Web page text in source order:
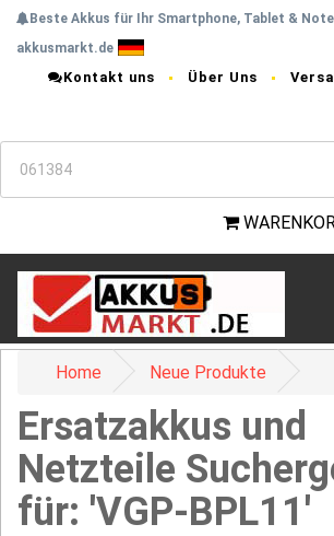
Beste Akkus für Ihr Smartphone, Tablet &
akkusmarkt.de
Kontakt uns Über Uns
Home Neue Produkte
Ersatzakkus und
Netzteile
für: 'VGP-BPL11'